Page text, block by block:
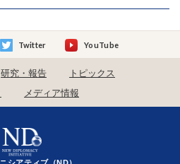
Twitter YouTube
研究・報告
トピックス
メディア情報